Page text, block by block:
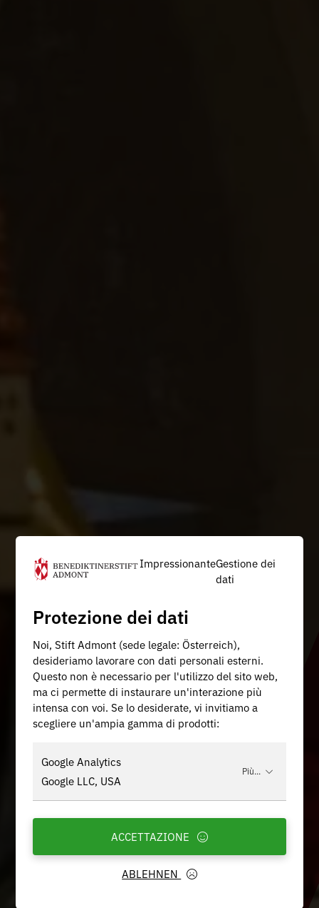
ImpressionanteGestione dei
dati
Protezione dei dati
Noi, Stift Admont (sede legale: Österreich),
desideriamo lavorare con dati personali esterni.
Questo non è necessario per l'utilizzo del sito web,
ma ci permette di instaurare un'interazione più
intensa con voi. Se lo desiderate, vi invitiamo a
scegliere un'ampia gamma di prodotti:
Google Analytics
Google LLC, USA
Più...
ABLEHNEN
ACCETTAZIONE